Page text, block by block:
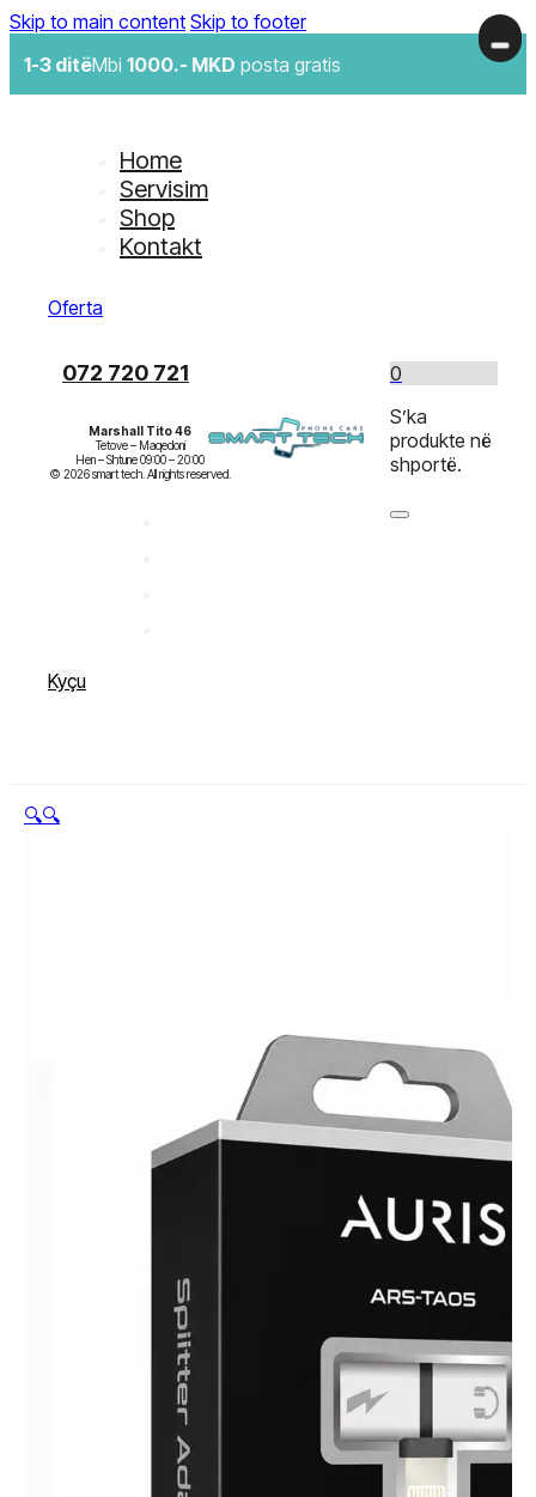
Skip to main content Skip to footer
1-3 ditëMbi 1000.- MKD posta gratis
Home
Servisim
Shop
Kontakt
Oferta
072 720 721
Marshall Tito 46
Tetove – Maqedoni
Hen – Shtune 09:00 – 20:00
Kyçu
0
S’ka
produkte në
shportë.
🔍🔍